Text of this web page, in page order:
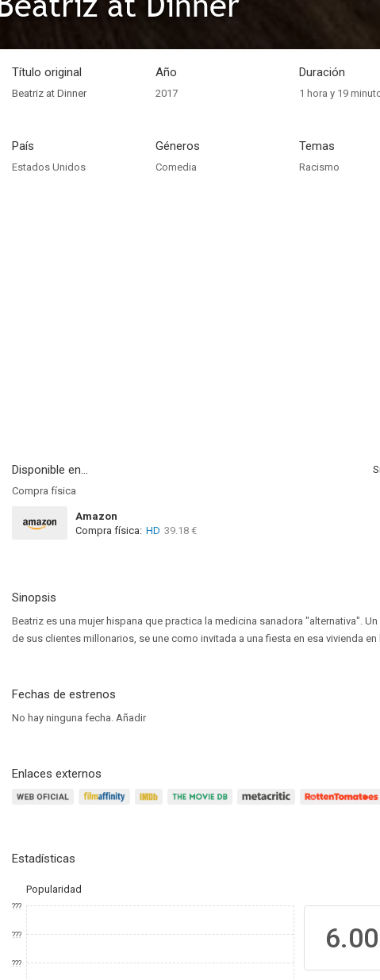
Título original
Beatriz at Dinner
Año
2017
Duración
1 hora y 19
País
Estados Unidos
Géneros
Comedia
Temas
Racismo
Disponible en...
Compra física
Amazon
Compra física: HD 39.18 €
Sinopsis
Beatriz es una mujer hispana que practica la medicina sanadora "alternativa​".
de sus clientes millonarios, se une como invitada a una fiesta en esa vivienda
Fechas de estrenos
No hay ninguna fecha. Añadir
Enlaces externos
Estadísticas
Popularidad
???
???
???
6.00